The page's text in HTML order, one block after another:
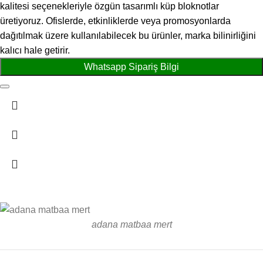
kalitesi seçenekleriyle özgün tasarımlı küp bloknotlar
üretiyoruz. Ofislerde, etkinliklerde veya promosyonlarda
dağıtılmak üzere kullanılabilecek bu ürünler, marka bilinirliğini
kalıcı hale getirir.
Whatsapp Sipariş Bilgi
adana matbaa mert